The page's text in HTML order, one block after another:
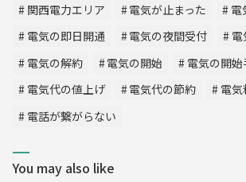
関西電力エリア
電気が止まった
電
電気の即日開通
電気の夜間受付
電
電気の解約
電気の開始
電気の開始
電気代の値上げ
電気代の節約
電気
電話が繋がらない
You may also like